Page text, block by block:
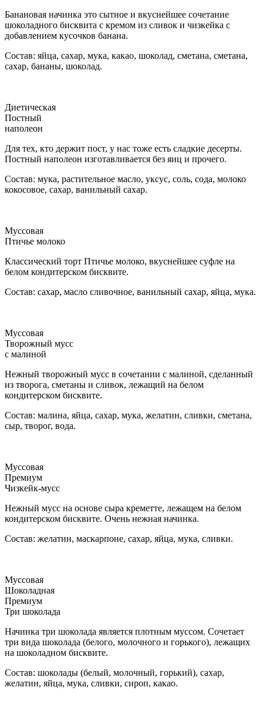
Банановая начинка это сытное и вкуснейшее сочетание
шоколадного бисквита с кремом из сливок и чизкейка с
добавлением кусочков банана.
Состав: яйца, сахар, мука, какао, шоколад, сметана, сметана,
сахар, бананы, шоколад.
Диетическая
Постный
наполеон
Для тех, кто держит пост, у нас тоже есть сладкие десерты.
Постный наполеон изготавливается без яиц и прочего.
Состав: мука, растительное масло, уксус, соль, сода, молоко
кокосовое, сахар, ванильный сахар.
Муссовая
Птичье молоко
Классический торт Птичье молоко, вкуснейшее суфле на
белом кондитерском бисквите.
Состав: сахар, масло сливочное, ванильный сахар, яйца, мука.
Муссовая
Творожный мусс
с малиной
Нежный творожный мусс в сочетании с малиной, сделанный
из творога, сметаны и сливок, лежащий на белом
кондитерском бисквите.
Состав: малина, яйца, сахар, мука, желатин, сливки, сметана,
сыр, творог, вода.
Муссовая
Премиум
Чизкейк-мусс
Нежный мусс на основе сыра креметте, лежащем на белом
кондитерском бисквите. Очень нежная начинка.
Состав: желатин, маскарпоне, сахар, яйца, мука, сливки.
Муссовая
Шоколадная
Премиум
Три шоколада
Начинка три шоколада является плотным муссом. Сочетает
три вида шоколада (белого, молочного и горького), лежащих
на шоколадном бисквите.
Состав: шоколады (белый, молочный, горький), сахар,
желатин, яйца, мука, сливки, сироп, какао.